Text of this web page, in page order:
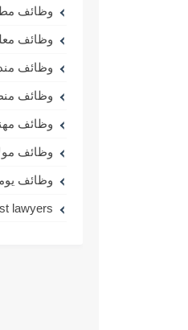
وظائف
وظائف
وظائف
وظائف
وظائف
وظائف
وظائف
lawyers